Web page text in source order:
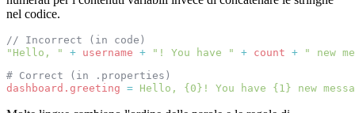
nel codice.
// Incorrect (in code)
"Hello, "
+ username + "! You have " + count +
" new
# Correct (in .properties)
dashboard.greeting = Hello, {0}! You have {1} new